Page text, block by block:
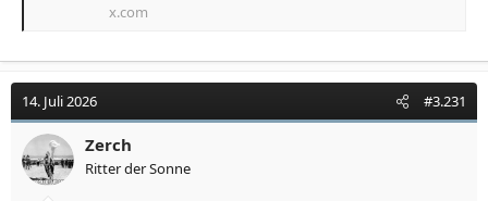
x.com
14. Juli 2026 #3.231
Zerch
Ritter der Sonne